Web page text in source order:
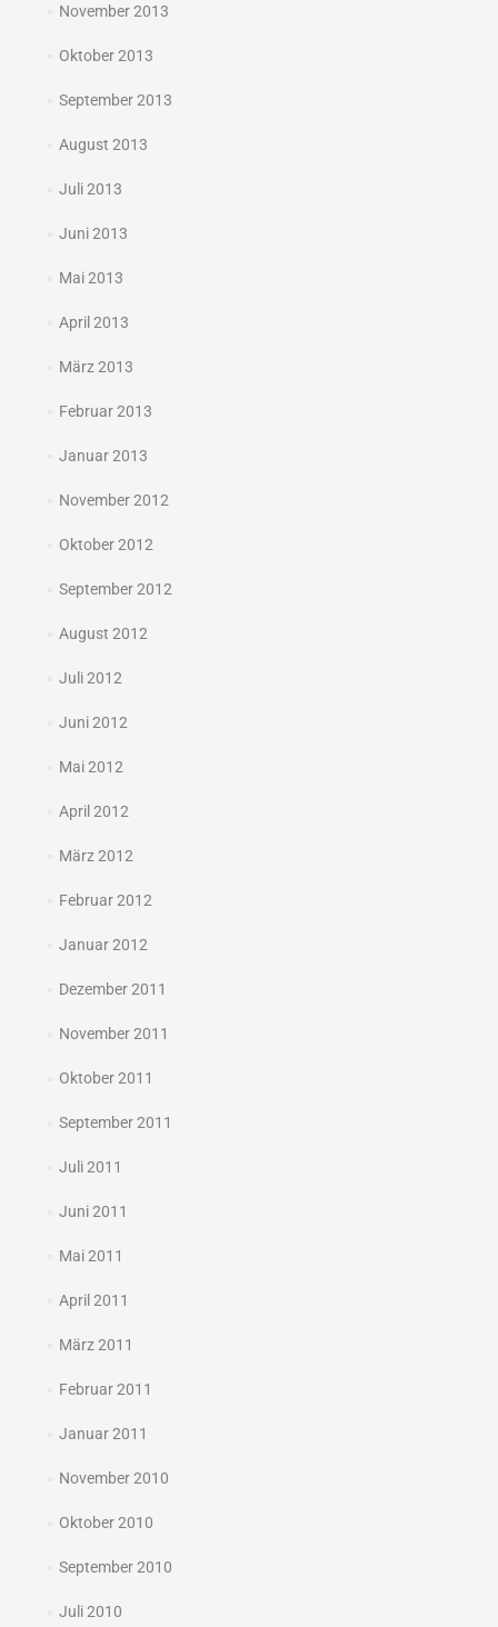
November 2013
Oktober 2013
September 2013
August 2013
Juli 2013
Juni 2013
Mai 2013
April 2013
März 2013
Februar 2013
Januar 2013
November 2012
Oktober 2012
September 2012
August 2012
Juli 2012
Juni 2012
Mai 2012
April 2012
März 2012
Februar 2012
Januar 2012
Dezember 2011
November 2011
Oktober 2011
September 2011
Juli 2011
Juni 2011
Mai 2011
April 2011
März 2011
Februar 2011
Januar 2011
November 2010
Oktober 2010
September 2010
Juli 2010